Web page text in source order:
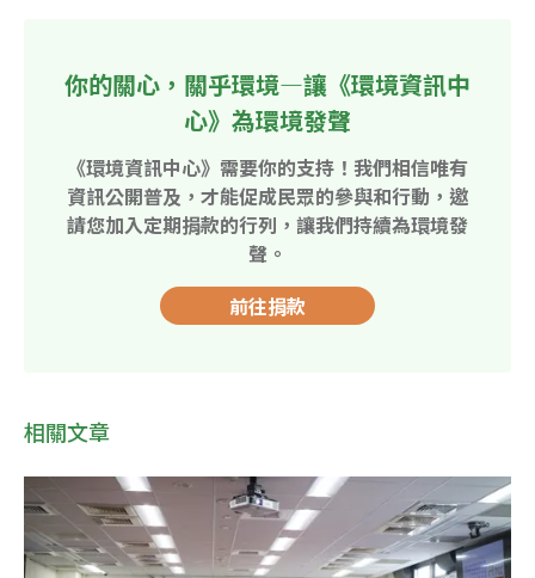
你的關心，關乎環境—讓《環境資訊中
心》為環境發聲
《環境資訊中心》需要你的支持！我們相信唯有
資訊公開普及，才能促成民眾的參與和行動，邀
請您加入定期捐款的行列，讓我們持續為環境發
聲。
前往捐款
相關文章